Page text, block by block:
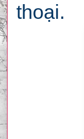
thoại.